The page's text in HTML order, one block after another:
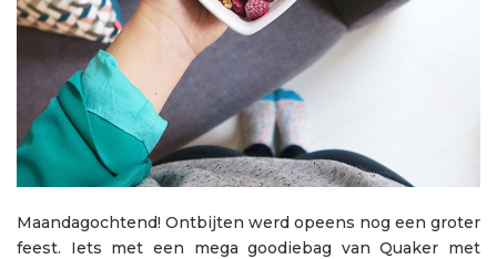
Maandagochtend! Ontbijten werd opeens nog een groter
feest. Iets met een mega goodiebag van Quaker met